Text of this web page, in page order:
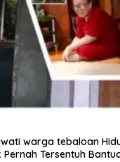
warga tebaloan
Tersentuh